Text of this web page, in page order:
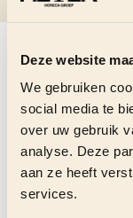
Deze website
We gebruiken
social media te
over uw gebruik
analyse. Deze
aan ze heeft
services.
BEKIJK